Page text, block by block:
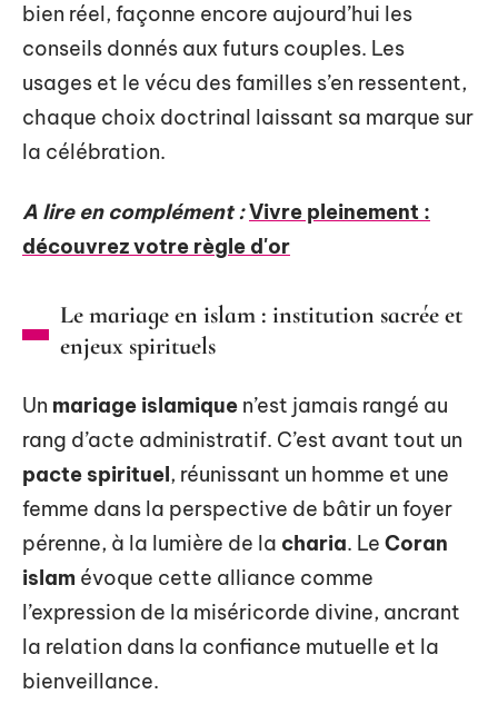
bien réel, façonne encore aujourd’hui les
conseils donnés aux futurs couples. Les
usages et le vécu des familles s’en ressentent,
chaque choix doctrinal laissant sa marque sur
la célébration.
A lire en complément :Vivre pleinement :
découvrez votre règle d'or
Le mariage en islam : institution sacrée et
enjeux spirituels
Un mariage islamique n’est jamais rangé au
rang d’acte administratif. C’est avant tout un
pacte spirituel, réunissant un homme et une
femme dans la perspective de bâtir un foyer
pérenne, à la lumière de la charia. Le Coran
islam évoque cette alliance comme
l’expression de la miséricorde divine, ancrant
la relation dans la confiance mutuelle et la
bienveillance.